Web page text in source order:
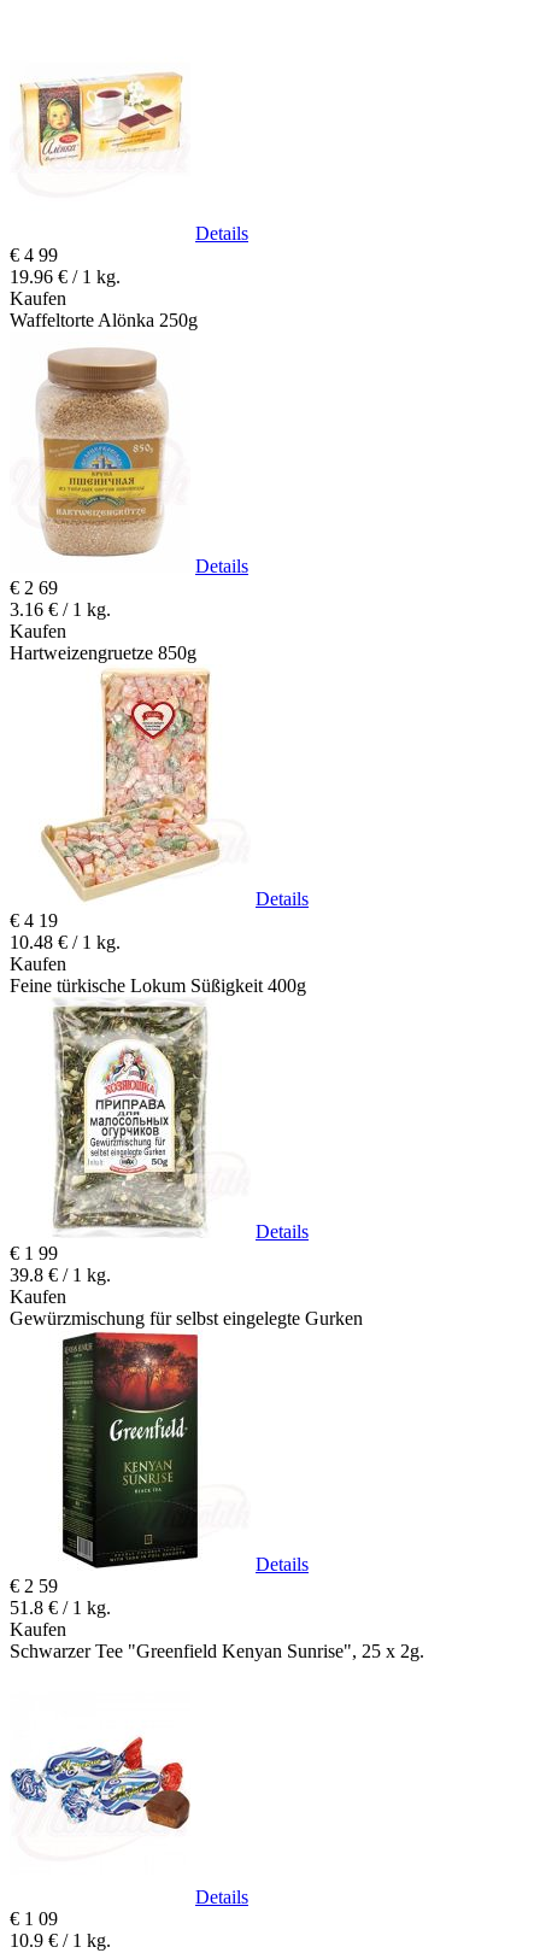
Details
€ 4 99
19.96 € / 1 kg.
Kaufen
Waffeltorte Alönka 250g
Details
€ 2 69
3.16 € / 1 kg.
Kaufen
Hartweizengruetze 850g
Details
€ 4 19
10.48 € / 1 kg.
Kaufen
Feine türkische Lokum Süßigkeit 400g
Details
€ 1 99
39.8 € / 1 kg.
Kaufen
Gewürzmischung für selbst eingelegte Gurken
Details
€ 2 59
51.8 € / 1 kg.
Kaufen
Schwarzer Tee "Greenfield Kenyan Sunrise", 25 x 2g.
Details
€ 1 09
10.9 € / 1 kg.